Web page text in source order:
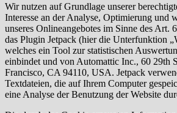
Wir nutzen auf Grundlage unserer
Interesse an der Analyse, Optimierung und
unseres Onlineangebotes im Sinne des
das Plugin Jetpack (hier die Unterfunktion
welches ein Tool zur statistischen
einbindet und von Automattic Inc., 60 29th
Francisco, CA 94110, USA. Jetpack
Textdateien, die auf Ihrem Computer
eine Analyse der Benutzung der Website